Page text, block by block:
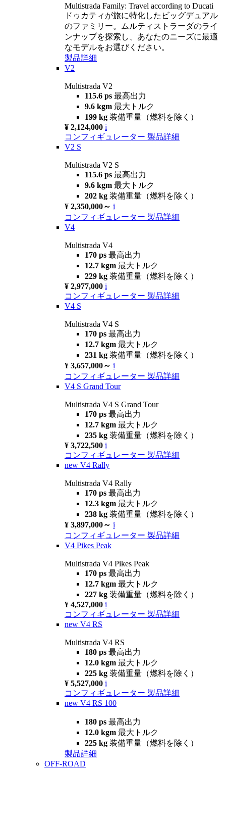
Multistrada Family: Travel according to Ducati
ドゥカティが旅に特化したビッグデュアル
のファミリー。ムルティストラーダのライ
ンナップを探索し、あなたのニーズに最適
なモデルをお選びください。
製品詳細
V2
Multistrada V2
115.6 ps 最高出力
9.6 kgm 最大トルク
199 kg 装備重量（燃料を除く）
¥ 2,124,000 i
コンフィギュレーター 製品詳細
V2 S
Multistrada V2 S
115.6 ps 最高出力
9.6 kgm 最大トルク
202 kg 装備重量（燃料を除く）
¥ 2,350,000～ i
コンフィギュレーター 製品詳細
V4
Multistrada V4
170 ps 最高出力
12.7 kgm 最大トルク
229 kg 装備重量（燃料を除く）
¥ 2,977,000 i
コンフィギュレーター 製品詳細
V4 S
Multistrada V4 S
170 ps 最高出力
12.7 kgm 最大トルク
231 kg 装備重量（燃料を除く）
¥ 3,657,000～ i
コンフィギュレーター 製品詳細
V4 S Grand Tour
Multistrada V4 S Grand Tour
170 ps 最高出力
12.7 kgm 最大トルク
235 kg 装備重量（燃料を除く）
¥ 3,722,500 i
コンフィギュレーター 製品詳細
new V4 Rally
Multistrada V4 Rally
170 ps 最高出力
12.3 kgm 最大トルク
238 kg 装備重量（燃料を除く）
¥ 3,897,000～ i
コンフィギュレーター 製品詳細
V4 Pikes Peak
Multistrada V4 Pikes Peak
170 ps 最高出力
12.7 kgm 最大トルク
227 kg 装備重量（燃料を除く）
¥ 4,527,000 i
コンフィギュレーター 製品詳細
new V4 RS
Multistrada V4 RS
180 ps 最高出力
12.0 kgm 最大トルク
225 kg 装備重量（燃料を除く）
¥ 5,527,000 i
コンフィギュレーター 製品詳細
new V4 RS 100
180 ps 最高出力
12.0 kgm 最大トルク
225 kg 装備重量（燃料を除く）
製品詳細
OFF-ROAD